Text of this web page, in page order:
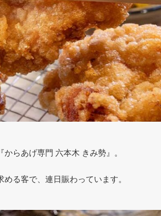
らあげ専門 六本木 きみ勢』。
る客で、連日賑わっています。